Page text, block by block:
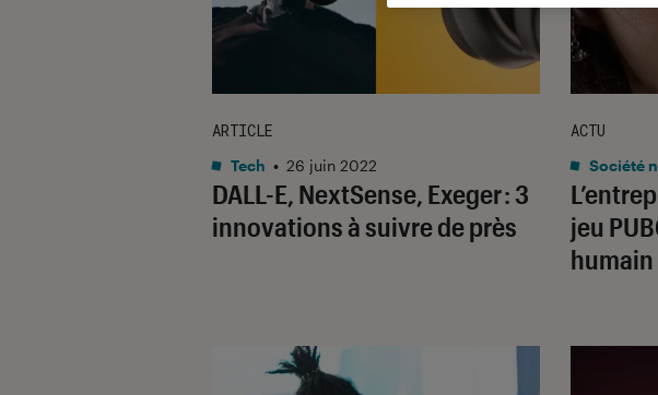
DALL-E, NextSense, Exeger : 3
innovations à suivre de près
ARTICLE
Tech • 26 juin 2022
jeu
ACTU
Société